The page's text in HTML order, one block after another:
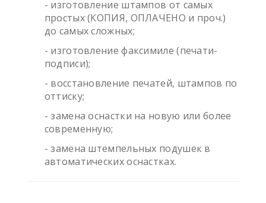
- изготовление штампов от самых
простых (КОПИЯ, ОПЛАЧЕНО и проч.)
до самых сложных;
- изготовление факсимиле (печати-
подписи);
- восстановление печатей, штампов по
оттиску;
- замена оснастки на новую или более
современную;
- замена штемпельных подушек в
автоматических оснастках.